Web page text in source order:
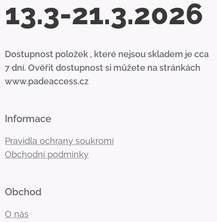
13.3-21.3.2026
Dostupnost položek , které nejsou skladem je cca
7 dní. Ověřit dostupnost si můžete na stránkách
www.padeaccess.cz
Informace
Pravidla ochrany soukromí
Obchodní podmínky
Obchod
O nás